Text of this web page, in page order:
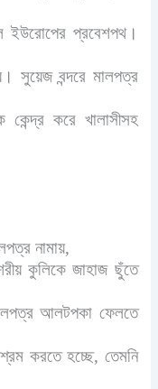
ইউরোপের প্রবেশপথ।
সুয়েজ বন্দরে মালপত্র
করে খালাসীসহ
নামায়,
কুলিকে জাহাজ ছুঁতে
আলটপকা ফেলতে
করতে হচ্ছে, তেমনি